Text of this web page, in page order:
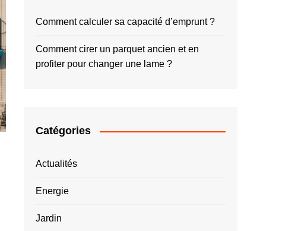
Comment calculer sa capacité d’emprunt ?
Comment cirer un parquet ancien et en
profiter pour changer une lame ?
Catégories
Actualités
Energie
Jardin